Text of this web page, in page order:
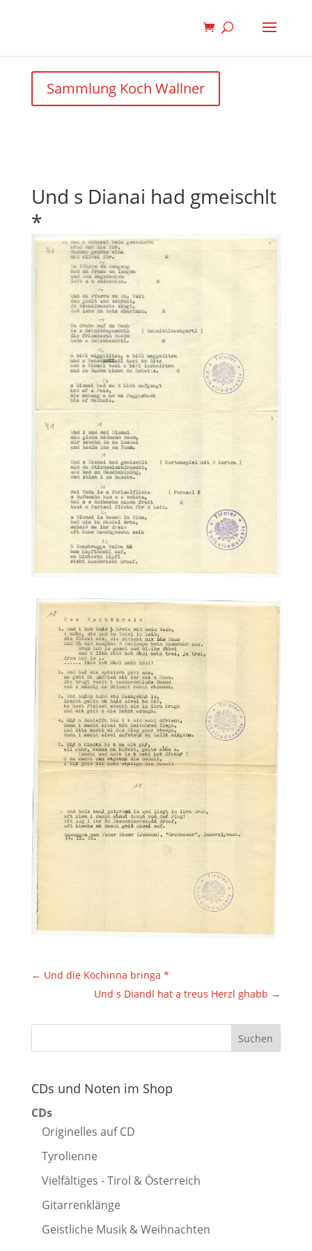
Sammlung Koch Wallner
Und s Dianai had gmeischlt
*
← Und die Köchinna bringa *
Und s Diandl hat a treus Herzl ghabb →
CDs und Noten im Shop
CDs
Originelles auf CD
Tyrolienne
Vielfältiges - Tirol & Österreich
Gitarrenklänge
Geistliche Musik & Weihnachten